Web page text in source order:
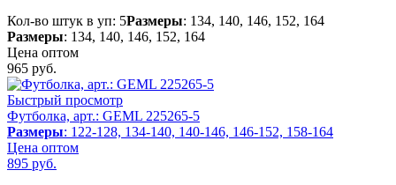
Кол-во штук в уп: 5Размеры: 134, 140, 146, 152, 164
Размеры: 134, 140, 146, 152, 164
Цена оптом
965 руб.
Быстрый просмотр
Футболка, арт.: GEML 225265-5
Размеры: 122-128, 134-140, 140-146, 146-152, 158-164
Цена оптом
895 руб.